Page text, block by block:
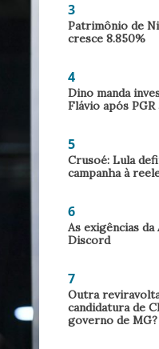
3
Patrimônio de
cresce 8.850%
4
Dino manda
Flávio após
5
Crusoé: Lula
campanha à
6
As exigências da
Discord
7
Outra
candidatura de
governo de MG?